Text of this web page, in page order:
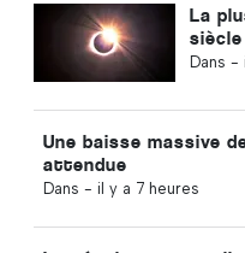
La
Dans -
Une baisse massive
attendue
Dans - il y a 7 heures